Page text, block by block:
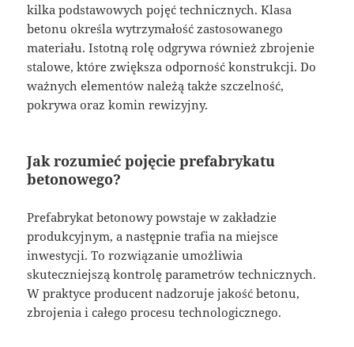
kilka podstawowych pojęć technicznych. Klasa
betonu określa wytrzymałość zastosowanego
materiału. Istotną rolę odgrywa również zbrojenie
stalowe, które zwiększa odporność konstrukcji. Do
ważnych elementów należą także szczelność,
pokrywa oraz komin rewizyjny.
Jak rozumieć pojęcie prefabrykatu
betonowego?
Prefabrykat betonowy powstaje w zakładzie
produkcyjnym, a następnie trafia na miejsce
inwestycji. To rozwiązanie umożliwia
skuteczniejszą kontrolę parametrów technicznych.
W praktyce producent nadzoruje jakość betonu,
zbrojenia i całego procesu technologicznego.